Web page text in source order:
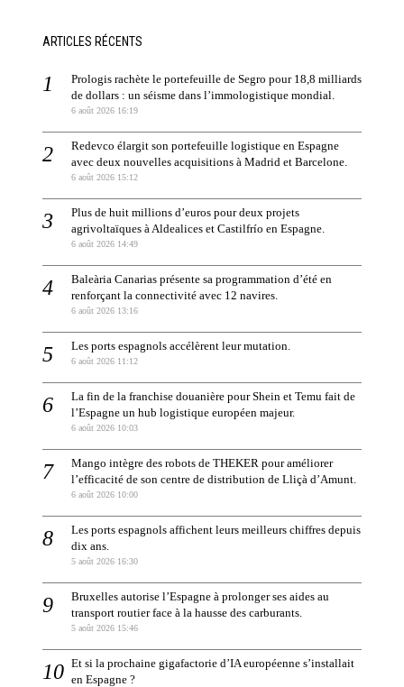
ARTICLES RÉCENTS
Prologis rachète le portefeuille de Segro pour 18,8 milliards
de dollars : un séisme dans l’immologistique mondial.
6 août 2026 16:19
Redevco élargit son portefeuille logistique en Espagne
avec deux nouvelles acquisitions à Madrid et Barcelone.
6 août 2026 15:12
Plus de huit millions d’euros pour deux projets
agrivoltaïques à Aldealices et Castilfrío en Espagne.
6 août 2026 14:49
Baleària Canarias présente sa programmation d’été en
renforçant la connectivité avec 12 navires.
6 août 2026 13:16
Les ports espagnols accélèrent leur mutation.
6 août 2026 11:12
La fin de la franchise douanière pour Shein et Temu fait de
l’Espagne un hub logistique européen majeur.
6 août 2026 10:03
Mango intègre des robots de THEKER pour améliorer
l’efficacité de son centre de distribution de Lliçà d’Amunt.
6 août 2026 10:00
Les ports espagnols affichent leurs meilleurs chiffres depuis
dix ans.
5 août 2026 16:30
Bruxelles autorise l’Espagne à prolonger ses aides au
transport routier face à la hausse des carburants.
5 août 2026 15:46
Et si la prochaine gigafactorie d’IA européenne s’installait
en Espagne ?